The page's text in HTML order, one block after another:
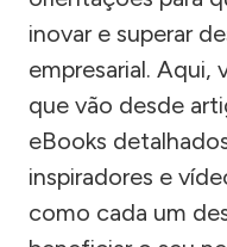
inovar e superar
empresarial. Aqui,
que vão desde
eBooks
inspiradores e
como cada um